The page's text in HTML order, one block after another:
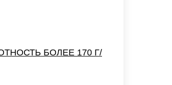
БОЛЕЕ 170 Г/